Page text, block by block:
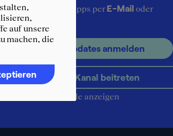
weitere Karrieretipps per E-Mail oder
Für E-Mail Updates anmelden
WhatsApp-Kanal beitreten
QR-Code anzeigen
auf unsere
machen, die